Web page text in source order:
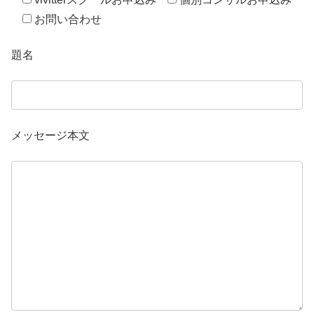
お問い合わせ
題名
メッセージ本文